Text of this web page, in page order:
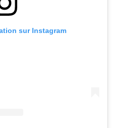
sur Instagram